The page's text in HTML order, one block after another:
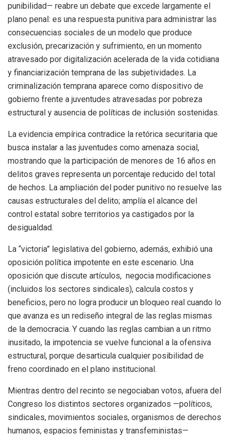
punibilidad— reabre un debate que excede largamente el
plano penal: es una respuesta punitiva para administrar las
consecuencias sociales de un modelo que produce
exclusión, precarización y sufrimiento, en un momento
atravesado por digitalización acelerada de la vida cotidiana
y financiarización temprana de las subjetividades. La
criminalización temprana aparece como dispositivo de
gobierno frente a juventudes atravesadas por pobreza
estructural y ausencia de políticas de inclusión sostenidas.
La evidencia empírica contradice la retórica securitaria que
busca instalar a las juventudes como amenaza social,
mostrando que la participación de menores de 16 años en
delitos graves representa un porcentaje reducido del total
de hechos. La ampliación del poder punitivo no resuelve las
causas estructurales del delito; amplía el alcance del
control estatal sobre territorios ya castigados por la
desigualdad.
La “victoria” legislativa del gobierno, además, exhibió una
oposición política impotente en este escenario. Una
oposición que discute artículos, negocia modificaciones
(incluidos los sectores sindicales), calcula costos y
beneficios, pero no logra producir un bloqueo real cuando lo
que avanza es un rediseño integral de las reglas mismas
de la democracia. Y cuando las reglas cambian a un ritmo
inusitado, la impotencia se vuelve funcional a la ofensiva
estructural, porque desarticula cualquier posibilidad de
freno coordinado en el plano institucional.
Mientras dentro del recinto se negociaban votos, afuera del
Congreso los distintos sectores organizados —políticos,
sindicales, movimientos sociales, organismos de derechos
humanos, espacios feministas y transfeministas—